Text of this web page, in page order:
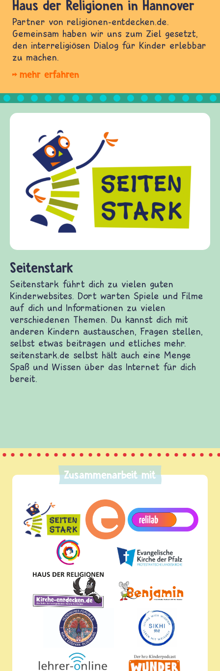
Haus der Religionen in Hannover
Partner von religionen-entdecken.de.
Gemeinsam haben wir uns zum Ziel gesetzt,
den interreligiösen Dialog für Kinder erlebbar
zu machen.
mehr erfahren
führt dich zu vielen guten Kinderwebsites.
Spiele und Filme auf dich und Informationen
verschiedenen Themen. Du kannst dich mit
Kindern austauschen, Fragen stellen, selbst
und etliches mehr. seitenstark.de selbst
eine Menge Spaß und Wissen über das Internet
bereit.
frieden-
Kinder,
Fragen von
Gewalt
diesem
fragen.de
und
Zusammenarbeit mit